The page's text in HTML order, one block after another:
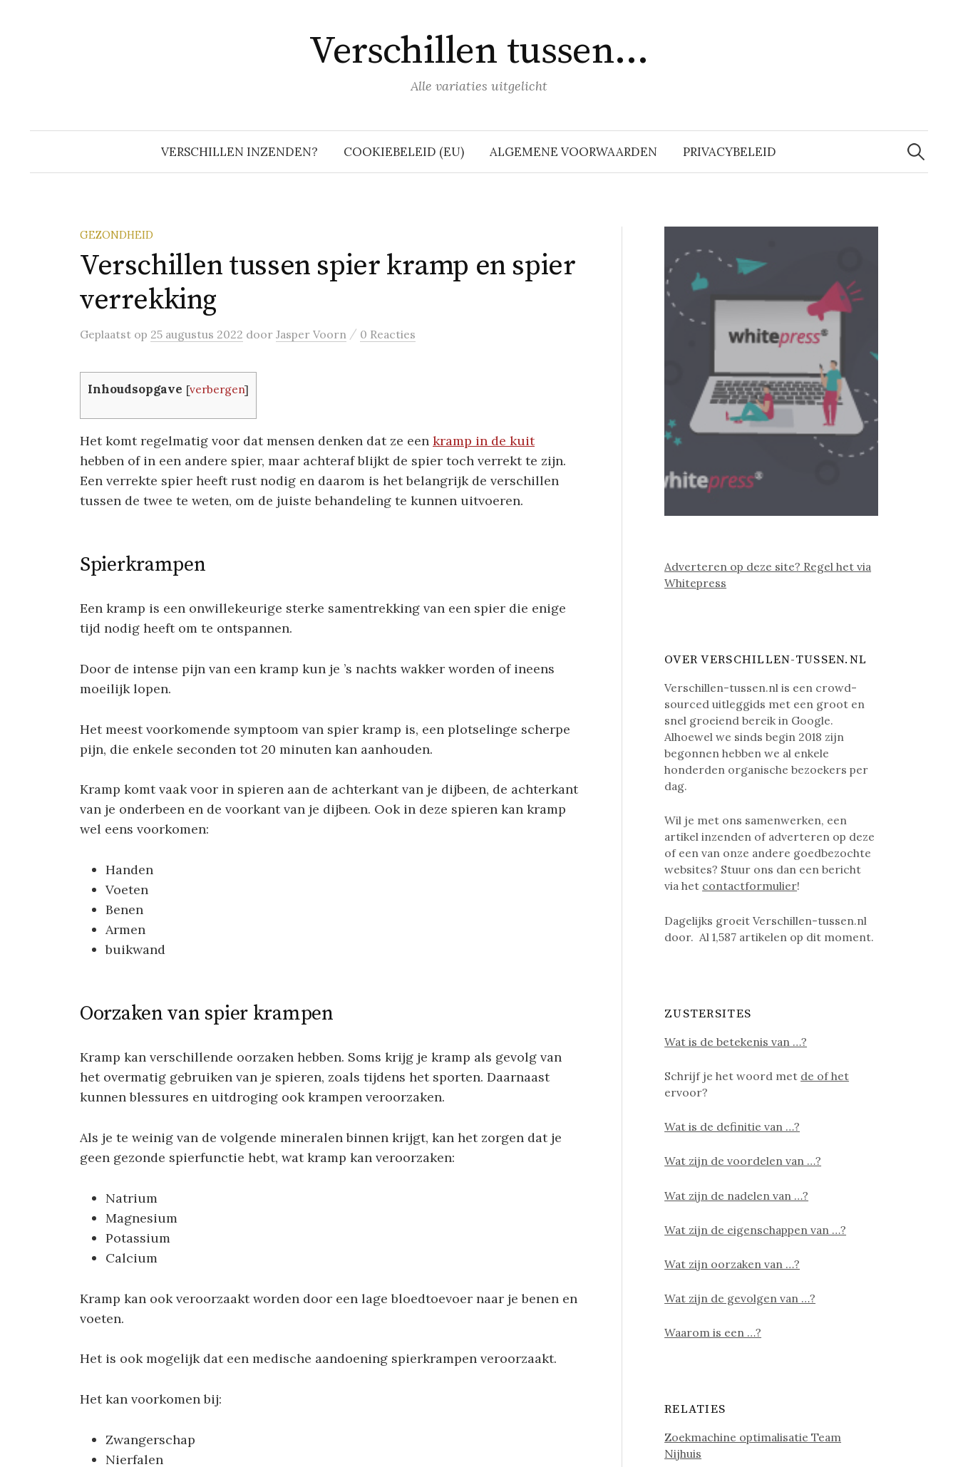
Verschillen tussen…
Alle variaties uitgelicht
VERSCHILLEN INZENDEN? COOKIEBELEID (EU) ALGEMENE VOORWAARDEN PRIVACYBELEID
Zoeken
naar:
GEZONDHEID
Verschillen tussen spier kramp en spier
verrekking
Geplaatst op 25 augustus 2022 door Jasper Voorn / 0 Reacties
Inhoudsopgave [verbergen]
Het komt regelmatig voor dat mensen denken dat ze een kramp in de kuit
hebben of in een andere spier, maar achteraf blijkt de spier toch verrekt te zijn.
Een verrekte spier heeft rust nodig en daarom is het belangrijk de verschillen
tussen de twee te weten, om de juiste behandeling te kunnen uitvoeren.
Spierkrampen
Een kramp is een onwillekeurige sterke samentrekking van een spier die enige
tijd nodig heeft om te ontspannen.
Door de intense pijn van een kramp kun je ’s nachts wakker worden of ineens
moeilijk lopen.
Het meest voorkomende symptoom van spier kramp is, een plotselinge scherpe
pijn, die enkele seconden tot 20 minuten kan aanhouden.
Kramp komt vaak voor in spieren aan de achterkant van je dijbeen, de achterkant
van je onderbeen en de voorkant van je dijbeen. Ook in deze spieren kan kramp
wel eens voorkomen:
Handen
Voeten
Benen
Armen
buikwand
Oorzaken van spier krampen
Kramp kan verschillende oorzaken hebben. Soms krijg je kramp als gevolg van
het overmatig gebruiken van je spieren, zoals tijdens het sporten. Daarnaast
kunnen blessures en uitdroging ook krampen veroorzaken.
Als je te weinig van de volgende mineralen binnen krijgt, kan het zorgen dat je
geen gezonde spierfunctie hebt, wat kramp kan veroorzaken:
Natrium
Magnesium
Potassium
Calcium
Kramp kan ook veroorzaakt worden door een lage bloedtoevoer naar je benen en
voeten.
Het is ook mogelijk dat een medische aandoening spierkrampen veroorzaakt.
Het kan voorkomen bij:
Zwangerschap
Nierfalen
Adverteren op deze site? Regel het via
Whitepress
OVER VERSCHILLEN-TUSSEN.NL
Verschillen-tussen.nl is een crowd-
sourced uitleggids met een groot en
snel groeiend bereik in Google.
Alhoewel we sinds begin 2018 zijn
begonnen hebben we al enkele
honderden organische bezoekers per
dag.
Wil je met ons samenwerken, een
artikel inzenden of adverteren op deze
of een van onze andere goedbezochte
websites? Stuur ons dan een bericht
via het contactformulier!
Dagelijks groeit Verschillen-tussen.nl
door. Al1,587 artikelen op dit moment.
ZUSTERSITES
Wat is de betekenis van …?
Schrijf je het woord met de of het
ervoor?
Wat is de definitie van …?
Wat zijn de voordelen van …?
Wat zijn de nadelen van …?
Wat zijn de eigenschappen van …?
Wat zijn oorzaken van …?
Wat zijn de gevolgen van …?
Waarom is een …?
RELATIES
Zoekmachine optimalisatie Team
Nijhuis